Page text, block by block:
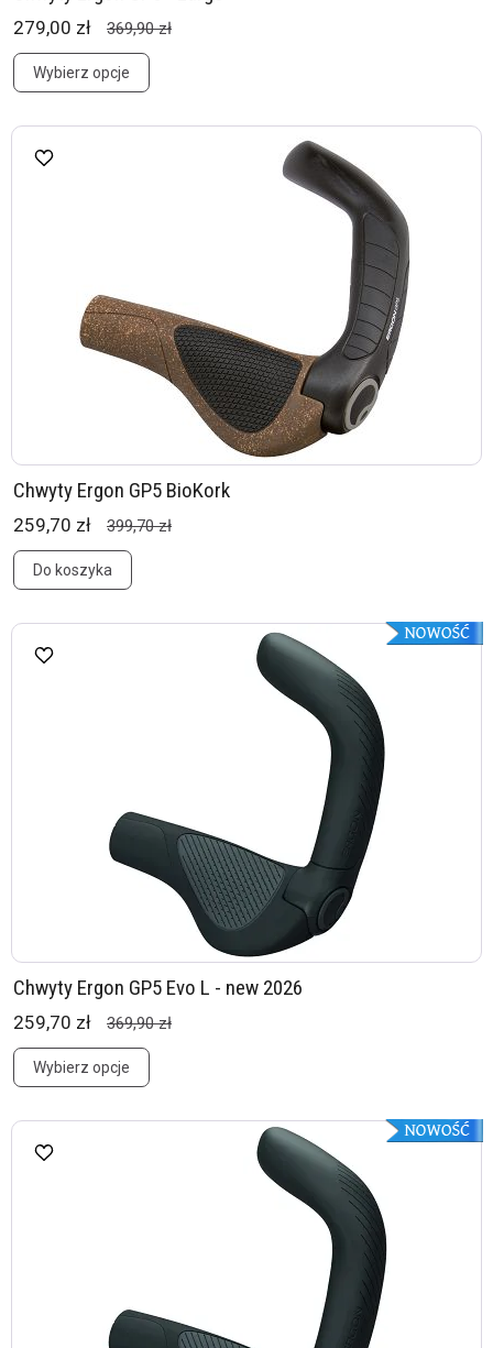
279,00 zł 369,90 zł
Wybierz opcje
Chwyty Ergon GP5 BioKork
259,70 zł 399,70 zł
Do koszyka
Chwyty Ergon GP5 Evo L - new 2026
259,70 zł 369,90 zł
Wybierz opcje